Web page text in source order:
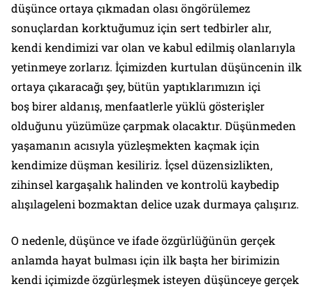
düşünce ortaya çıkmadan olası öngörülemez
sonuçlardan korktuğumuz için sert tedbirler alır,
kendi kendimizi var olan ve kabul edilmiş olanlarıyla
yetinmeye zorlarız. İçimizden kurtulan düşüncenin ilk
ortaya çıkaracağı şey, bütün yaptıklarımızın içi
boş birer aldanış, menfaatlerle yüklü gösterişler
olduğunu yüzümüze çarpmak olacaktır. Düşünmeden
yaşamanın acısıyla yüzleşmekten kaçmak için
kendimize düşman kesiliriz. İçsel düzensizlikten,
zihinsel kargaşalık halinden ve kontrolü kaybedip
alışılageleni bozmaktan delice uzak durmaya çalışırız.
O nedenle, düşünce ve ifade özgürlüğünün gerçek
anlamda hayat bulması için ilk başta her birimizin
kendi içimizde özgürleşmek isteyen düşünceye gerçek